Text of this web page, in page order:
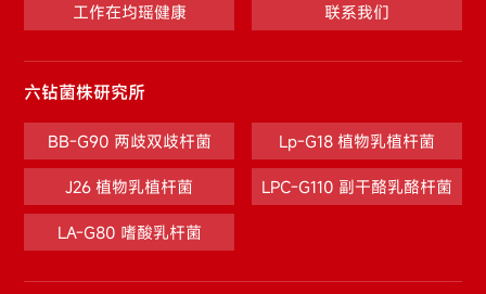
工作在均瑶健康 联系我们
六钻菌株研究所
BB-G90 两歧双歧杆菌 Lp-G18 植物乳植杆菌
J26 植物乳植杆菌 LPC-G110 副干酪乳酪杆菌
LA-G80 嗜酸乳杆菌